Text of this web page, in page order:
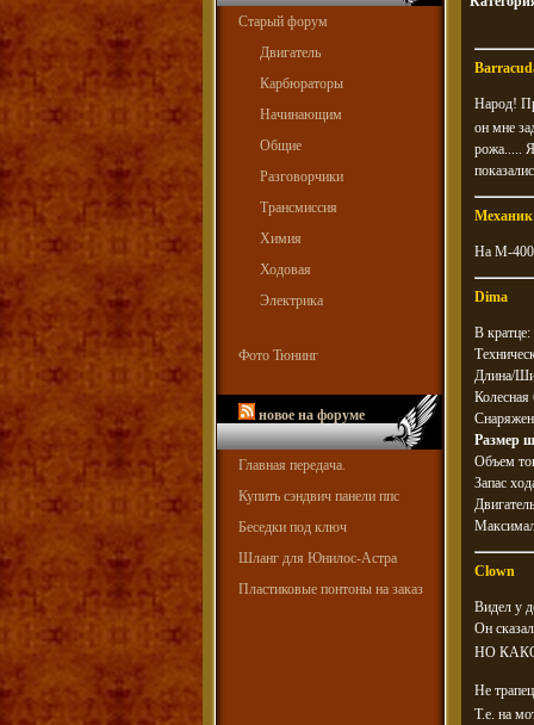
Старый форум
Двигатель
Карбюраторы
Начинающим
Общие
Разговорчики
Трансмиссия
Химия
Ходовая
Электрика
Фото Тюнинг
новое на форуме
Главная передача.
Купить сэндвич панели ппс
Беседки под ключ
Шланг для Юнилос-Астра
Пластиковые понтоны на заказ
Народ!
он мне
рожа.....
Механик
На М-400-
Dima
В кратце:
Длина/
Размер
Объем
Запас
Clown
Видел у
Он
НО
Не
Т.е. на